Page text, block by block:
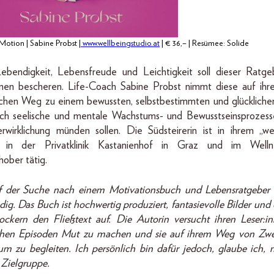
| Sabine Probst | www.wellbeingstudio.at | € 36,– | Resümee: Solide
Lebensfreude und Leichtigkeit soll dieser
bescheren. Life-Coach Sabine Probst nimmt diese auf
Weg zu einem bewussten, selbstbestimmten und
seelische und mentale Wachstums- und
münden sollen. Die Südsteirerin ist in ihrem
in der Privatklinik Kastanienhof in Graz und im
tätig.
der Suche nach einem Motivationsbuch und Lebensratgeber
Das Buch ist hochwertig produziert, fantasievolle Bilder und
den Fließtext auf. Die Autorin versucht ihren
Episoden Mut zu machen und sie auf ihrem Weg von
zu begleiten. Ich persönlich bin dafür jedoch, glaube ich,